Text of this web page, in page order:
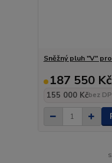
Sněžný pluh "V"
187 550 Kč
155 000 Kčbez